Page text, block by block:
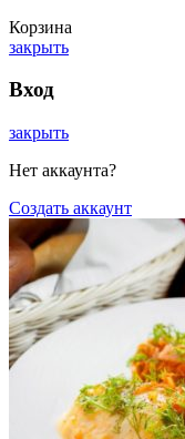
Корзина
закрыть
Вход
закрыть
Нет аккаунта?
Создать аккаунт